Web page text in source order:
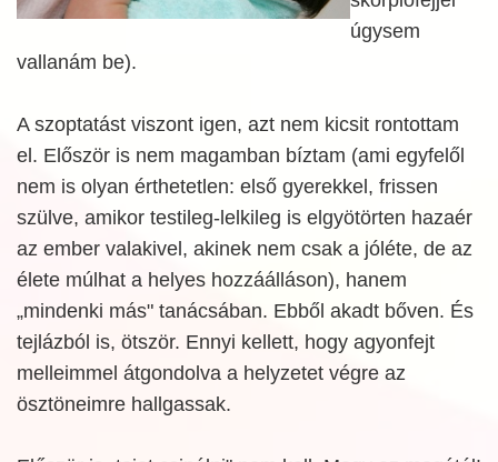
úgysem
vallanám be).
A szoptatást viszont igen, azt nem kicsit rontottam
el. Először is nem magamban bíztam (ami egyfelől
nem is olyan érthetetlen: első gyerekkel, frissen
szülve, amikor testileg-lelkileg is elgyötörten hazaér
az ember valakivel, akinek nem csak a jóléte, de az
élete múlhat a helyes hozzáálláson), hanem
„mindenki más" tanácsában. Ebből akadt bőven. És
tejlázból is, ötször. Ennyi kellett, hogy agyonfejt
melleimmel átgondolva a helyzetet végre az
ösztöneimre hallgassak.